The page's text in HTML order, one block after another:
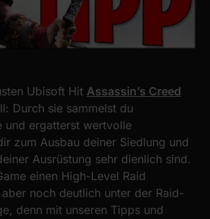
Ubisoft Hit Assassin’s Creed
Durch sie sammelst du
und ergatterst wertvolle
zum Ausbau deiner Siedlung und
Ausrüstung sehr dienlich sind.
einen High-Level Raid
noch deutlich unter der Raid-
denn mit unseren Tipps und